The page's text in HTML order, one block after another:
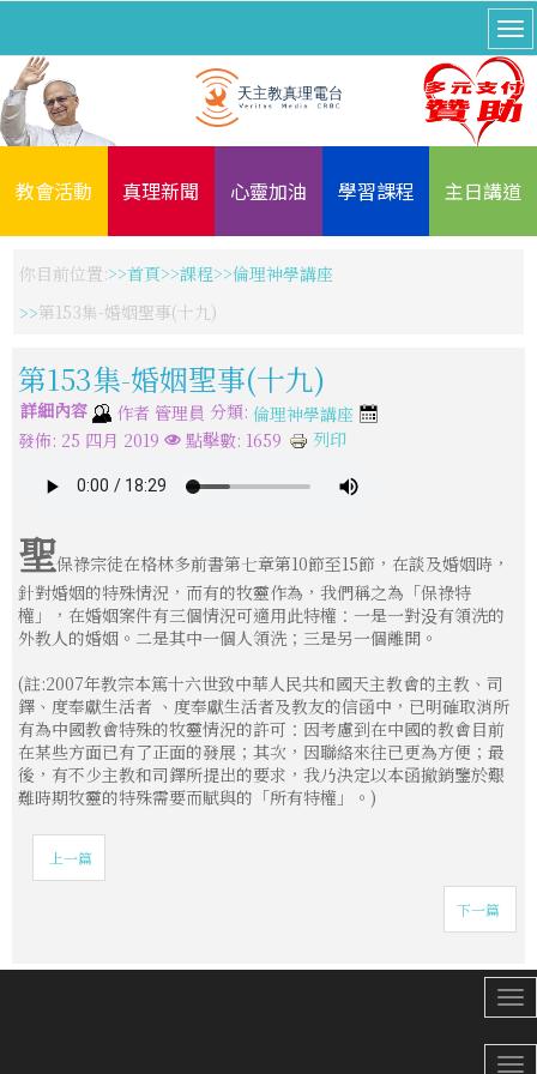
教會活動 真理新聞 心靈加油 學習課程 主日講道
你目前位置: 首頁 課程
倫理神學講座
第153集-婚姻聖事(十九)
第153集-婚姻聖事(十九)
詳細內容 作者 管理員 分類: 倫理神學講座
發佈: 25 四月 2019
點擊數: 1659 列印
聖保祿宗徒在格林多前書第七章第10節至15節，在談及婚姻時，
針對婚姻的特殊情況，而有的牧靈作為，我們稱之為「保祿特
權」，在婚姻案件有三個情況可適用此特權：一是一對没有領洗的
外教人的婚姻。二是其中一個人領洗；三是另一個離開。
(註:2007年教宗本篤十六世致中華人民共和國天主教會的主教、司
鐸、度奉獻生活者 、度奉獻生活者及教友的信函中，已明確取消所
有為中國教會特殊的牧靈情況的許可：因考慮到在中國的教會目前
在某些方面已有了正面的發展；其次，因聯絡來往已更為方便；最
後，有不少主教和司鐸所提出的要求，我乃決定以本函撤銷鑒於艱
難時期牧靈的特殊需要而賦與的「所有特權」。)
上一篇
下一篇